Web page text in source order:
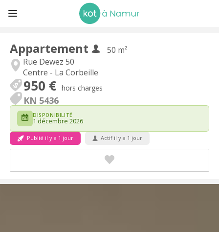
Appartement
50 m²
Rue Dewez 50
Centre - La Corbeille
950 € hors charges
KN 5436
DISPONIBILITÉ
1 décembre 2026
Publié il y a 1 jour Actif il y a 1 jour